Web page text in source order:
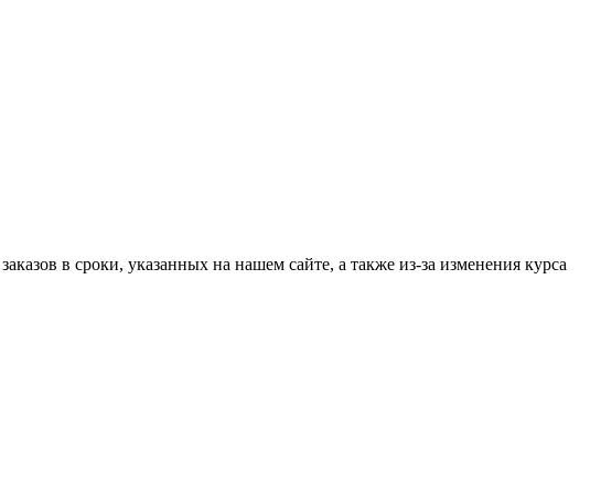
в сроки, указанных на нашем сайте, а также из-за изменения курса